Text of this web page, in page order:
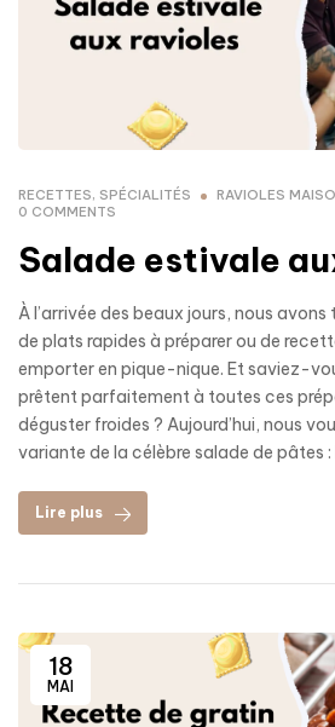
RECETTES, SPÉCIALITÉS
RAVIOLES
0 COMMENTS
Salade estivale
À l’arrivée des beaux jours, nous
de plats rapides à préparer ou de
emporter en pique-nique. Et saviez-
prêtent parfaitement à toutes ces
déguster froides ? Aujourd’hui, nous
variante de la célèbre salade de pâtes
Lire plus
18
MAI